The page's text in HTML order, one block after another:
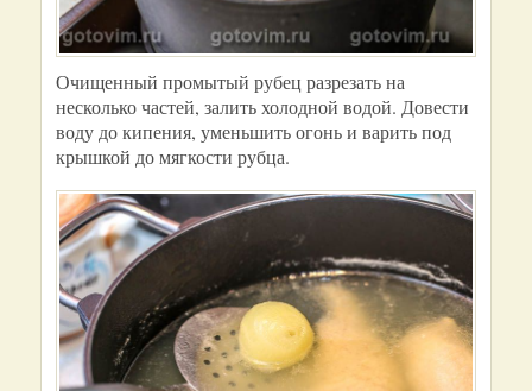
Очищенный промытый рубец разрезать на
несколько частей, залить холодной водой. Довести
воду до кипения, уменьшить огонь и варить под
крышкой до мягкости рубца.